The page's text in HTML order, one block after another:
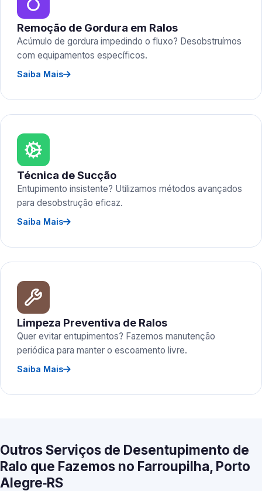
Remoção de Gordura em Ralos
Acúmulo de gordura impedindo o fluxo? Desobstruímos
com equipamentos específicos.
Saiba Mais
Técnica de Sucção
Entupimento insistente? Utilizamos métodos avançados
para desobstrução eficaz.
Saiba Mais
Limpeza Preventiva de Ralos
Quer evitar entupimentos? Fazemos manutenção
periódica para manter o escoamento livre.
Saiba Mais
Outros Serviços de Desentupimento de
Ralo que Fazemos no Farroupilha, Porto
Alegre‑RS